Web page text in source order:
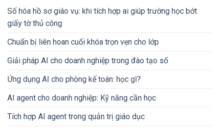
Số hóa hồ sơ giáo vụ: khi tích hợp ai giúp trường học bớt
giấy tờ thủ công
Chuẩn bị liên hoan cuối khóa trọn vẹn cho lớp
Giải pháp AI cho doanh nghiệp trong đào tạo số
Ứng dụng AI cho phòng kế toán: học gì?
AI agent cho doanh nghiệp: Kỹ năng cần học
Tích hợp AI agent trong quản trị giáo dục